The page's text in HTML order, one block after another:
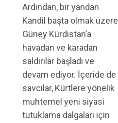
Ardından, bir yandan
Kandil başta olmak üzere
Güney Kürdistan’a
havadan ve karadan
saldırılar başladı ve
devam ediyor. İçeride de
savcılar, Kürtlere yönelik
muhtemel yeni siyasi
tutuklama dalgaları için